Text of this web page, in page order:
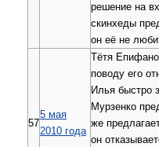
решение на
скинхеды
он её не
57
5 мая
2010 года
Тётя
поводу его
Илья быстро
Мурзенко
же
он